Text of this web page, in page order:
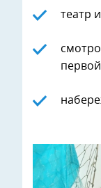
театр
первой